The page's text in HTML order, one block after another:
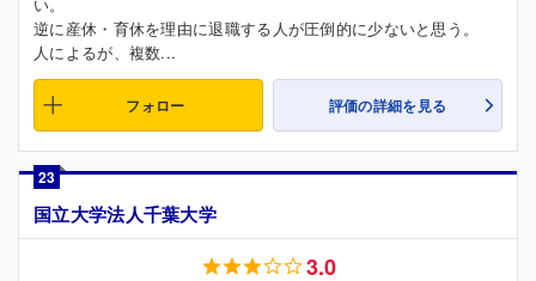
逆に産休・育休を理由に退職する人が圧倒的に少ないと思う。
人によるが、複数...
フォロー 評価の詳細を見る
23
国立大学法人千葉大学
3.0